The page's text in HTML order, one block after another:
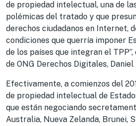
de propiedad intelectual, una de
polémicas del tratado y que
derechos ciudadanos en Internet,
condiciones que querría imponer
de los países que integran el
de ONG Derechos Digitales, Daniel
Efectivamente, a comienzos del
de propiedad intelectual de
que están negociando
Australia, Nueva Zelanda, Brunei,